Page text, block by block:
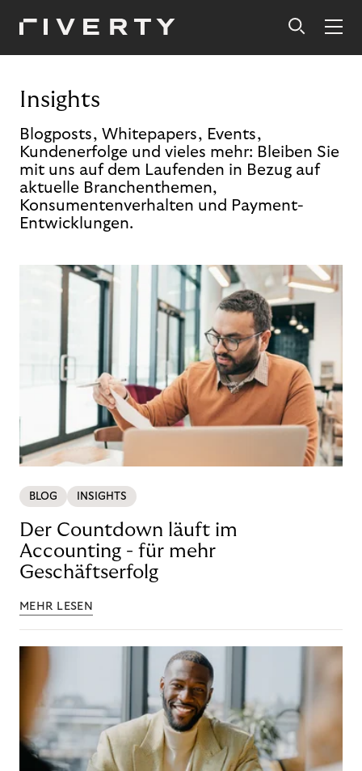
Insights
Blogposts, Whitepapers, Events,
Kundenerfolge und vieles mehr: Bleiben Sie
mit uns auf dem Laufenden in Bezug auf
aktuelle Branchenthemen,
Konsumentenverhalten und Payment-
Entwicklungen.
BLOG INSIGHTS
Der Countdown läuft im
Accounting - für mehr
Geschäftserfolg
MEHR LESEN